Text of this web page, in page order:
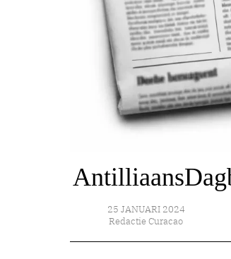
25 JANUARI 2024
Redactie Curacao